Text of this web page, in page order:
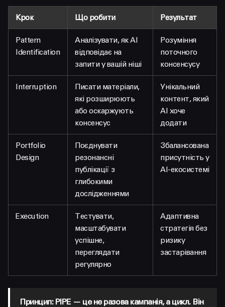
Крок Що робити Результат
Pattern
Identification
Аналізувати, як AI
відповідає на
запити у вашій ніші
Розуміння
поточного
консенсусу
Interruption
Писати матеріали,
які розширюють
або оскаржують
консенсус
Унікальний
контент, який
AI хоче
додати
Portfolio
Design
Поєднувати
резонансні
публікації з
глибокими
дослідженнями
Збалансована
присутність у
AI-екосистемі
Execution
Тестувати,
масштабувати
успішне,
переглядати
регулярно
Адаптивна
стратегія без
ризику
застарівання
Принцип: PIPE — це не разова кампанія, а цикл. Він